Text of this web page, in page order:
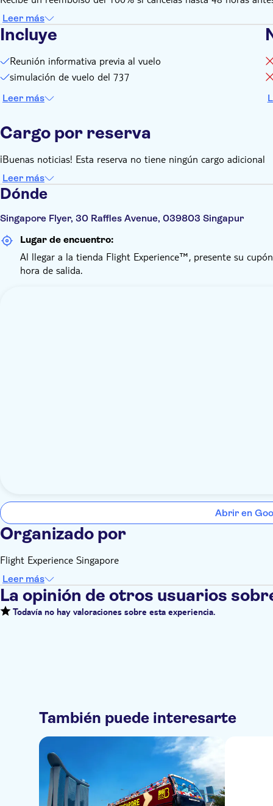
Leer más
Incluye
Reunión informativa previa al vuelo
simulación de vuelo del 737
Leer más
Cargo por reserva
¡Buenas noticias! Esta reserva no tiene ningún cargo adicional
Leer más
Dónde
Singapore Flyer, 30 Raffles Avenue, 039803 Singapur
Lugar de encuentro:
Al llegar a la tienda Flight Experience™, presente su
hora de salida.
Abrir en
Organizado por
Flight Experience Singapore
Leer más
La opinión de otros usuarios
Todavía no hay valoraciones sobre esta experiencia.
También puede interesarte